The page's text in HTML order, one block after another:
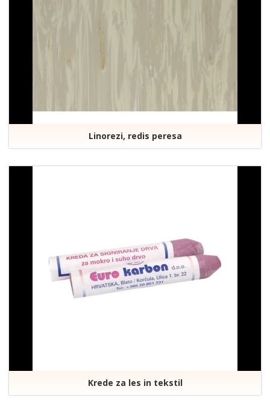
Linorezi, redis peresa
Krede za les in tekstil